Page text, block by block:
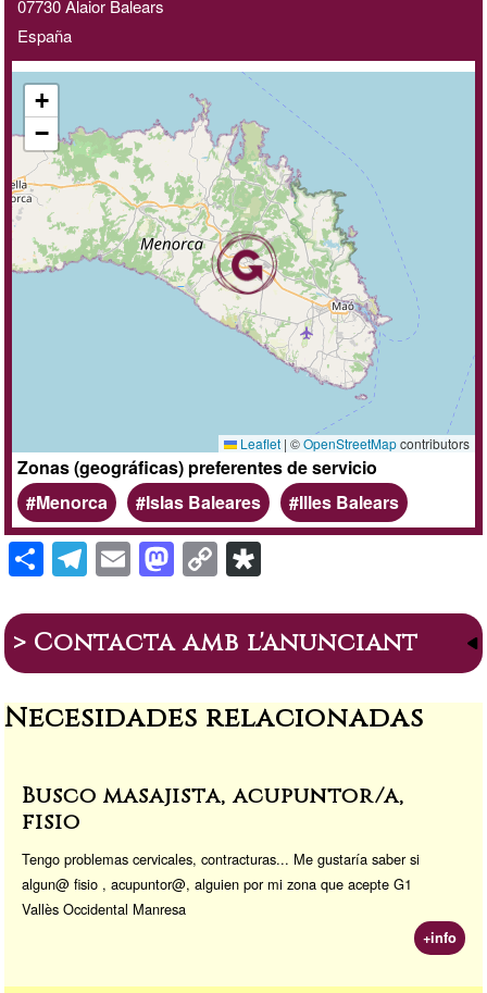
online
07730Alaior Balears
España
+
−
Leaflet | ©OpenStreetMapcontributors
Zonas (geográficas) preferentes de servicio
Menorca
Islas Baleares Illes Balears
S
h
ar
e
T
el
e
gr
a
m
E
m
ail
M
a
st
o
d
o
C
o
p
y
Li
n
s
p
or
a
> Contacta amb l'anunciant
Necesidades relacionadas
Busco masajista, acupuntor/a,
fisio
Tengo problemas cervicales, contracturas... Me gustaría saber si
algun@ fisio , acupuntor@, alguien por mi zona que acepte G1
Vallès Occidental Manresa
+info